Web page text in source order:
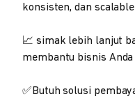
konsisten, dan
📈 simak lebih lanjut
membantu bisnis Anda
✅Butuh solusi